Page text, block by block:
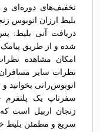
تخفیف‌های دوره‌ای و
بلیط ارزان اتوبوس
دریافت آنی بلیط:
شده و از طریق پیامک
امکان مشاهده
نظرات سایر
اتوبوس‌رانی بخوانید و
سفرتاپ یک پلتفرم
زنجان اربیل است
سریع و مطمئن بلیط